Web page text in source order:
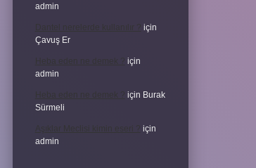
admin
Dantel nerelerde kullanılır ? için
Çavuş Er
Heba eden ne demek ? için
admin
Heba eden ne demek ? için Burak
Sürmeli
Aşıklar Meclisi kimin eseri ? için
admin